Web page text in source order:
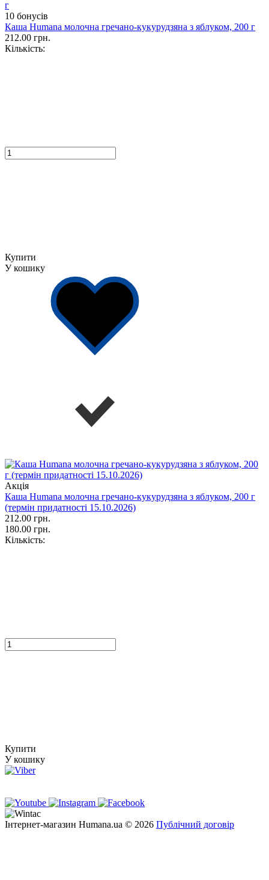
10 бонусів
Каша Humana молочна гречано-кукурудзяна з яблуком, 200 г
212.00 грн.
Кількість:
Купити
У кошику
Акція
Каша Humana молочна гречано-кукурудзяна з яблуком, 200 г
(термін придатності 15.10.2026)
212.00 грн.
180.00 грн.
Кількість:
Купити
У кошику
Інтернет-магазин Humana.ua © 2026 Публічний договір